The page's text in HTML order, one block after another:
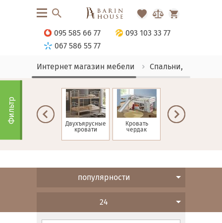
095 585 66 77
093 103 33 77
067 586 55 77
Интернет магазин мебели Спальни, Кровати
Односпальные
Двухъярусные
кровати
Кровать
чердак
Детские
Фильтр
популярности
24